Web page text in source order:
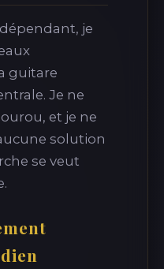
je
guitare
Je ne
et je ne
solution
se veut